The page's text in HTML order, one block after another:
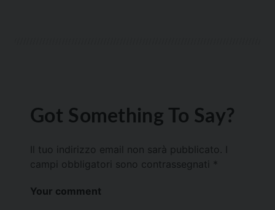
Got Something To Say?
Il tuo indirizzo email non sarà pubblicato.
campi obbligatori sono contrassegnati *
Your comment